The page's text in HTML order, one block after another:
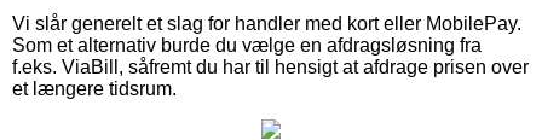
Vi slår generelt et slag for handler med kort eller MobilePay.
Som et alternativ burde du vælge en afdragsløsning fra
f.eks. ViaBill, såfremt du har til hensigt at afdrage prisen over
et længere tidsrum.